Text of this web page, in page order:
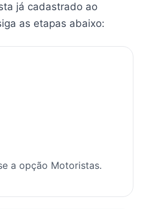
já cadastrado ao
as etapas abaixo:
a opção Motoristas.